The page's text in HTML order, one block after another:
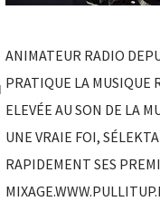
ANIMATEUR RADIO
PRATIQUE LA MUSIQUE
ELEVÉE AU SON DE LA
UNE VRAIE FOI,
RAPIDEMENT SES